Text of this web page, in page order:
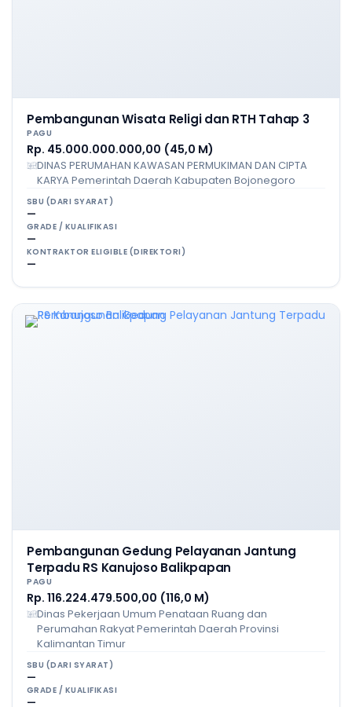
Pembangunan Wisata Religi dan RTH Tahap 3
PAGU
Rp. 45.000.000.000,00 (45,0 M)
DINAS PERUMAHAN KAWASAN PERMUKIMAN DAN CIPTA
KARYA Pemerintah Daerah Kabupaten Bojonegoro
SBU (DARI SYARAT)
—
GRADE / KUALIFIKASI
—
KONTRAKTOR ELIGIBLE (DIREKTORI)
—
Pembangunan Gedung Pelayanan Jantung
Terpadu RS Kanujoso Balikpapan
PAGU
Rp. 116.224.479.500,00 (116,0 M)
Dinas Pekerjaan Umum Penataan Ruang dan
Perumahan Rakyat Pemerintah Daerah Provinsi
Kalimantan Timur
SBU (DARI SYARAT)
—
GRADE / KUALIFIKASI
—